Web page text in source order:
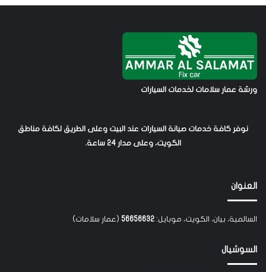
ورشة عمار سلامات لخدمات السيارات
نوفر كافة خدمات صيانة السيارات عند البيت وعلى الطريق لكافة مناطق
الكويت، وعلى مدار 24 ساعة.
العنوان
السالمية، بيان، الكويت، موبايل: 56656632 (عمار سلامات)
السوشيال